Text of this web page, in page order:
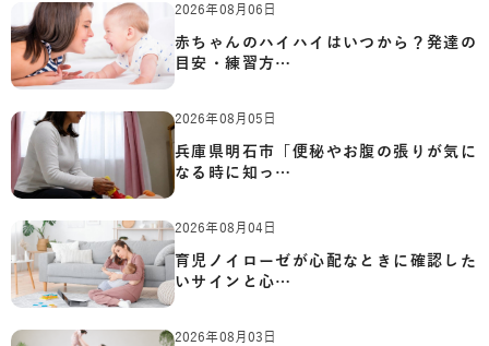
2026年08月06日
赤ちゃんのハイハイはいつから？発達の
目安・練習方…
2026年08月05日
兵庫県明石市「便秘やお腹の張りが気に
なる時に知っ…
2026年08月04日
育児ノイローゼが心配なときに確認した
いサインと心…
2026年08月03日